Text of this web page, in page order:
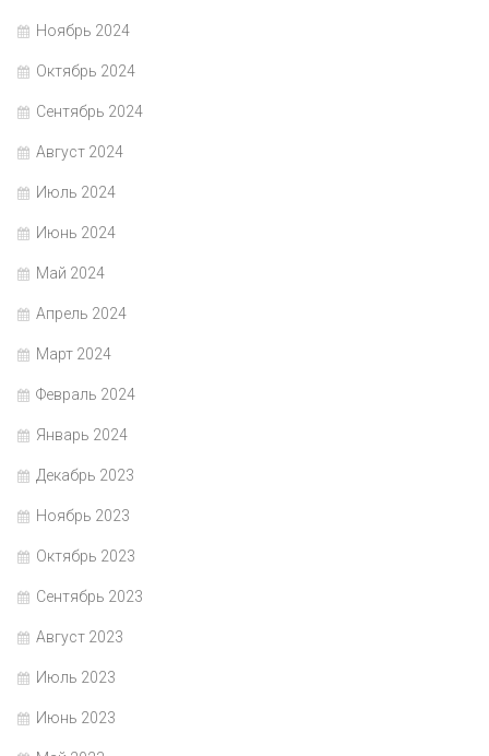
Ноябрь 2024
Октябрь 2024
Сентябрь 2024
Август 2024
Июль 2024
Июнь 2024
Май 2024
Апрель 2024
Март 2024
Февраль 2024
Январь 2024
Декабрь 2023
Ноябрь 2023
Октябрь 2023
Сентябрь 2023
Август 2023
Июль 2023
Июнь 2023